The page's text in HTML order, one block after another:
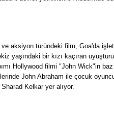
aksiyon türündeki film, Goa'da
yaşındaki bir kızı kaçıran
Hollywood filmi "John Wick"in baz
John Abraham ile çocuk
Kelkar yer alıyor.